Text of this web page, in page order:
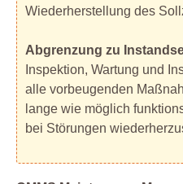
Wiederherstellung des
Abgrenzung zu
Inspektion, Wartung und
alle vorbeugenden
lange wie möglich
bei Störungen